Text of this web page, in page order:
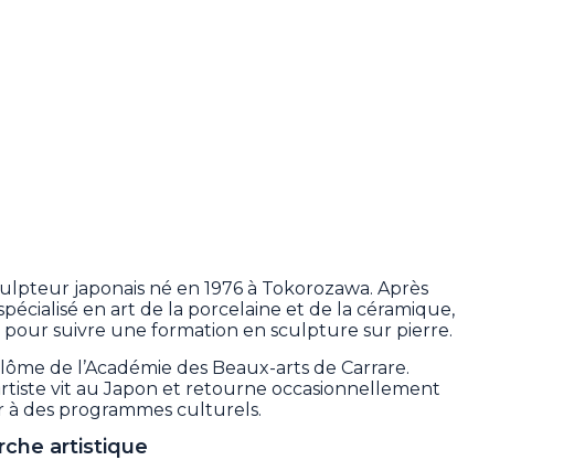
japonais né en 1976 à Tokorozawa. Après
en art de la porcelaine et de la céramique,
pour suivre une formation en sculpture sur pierre.
de l’Académie des Beaux-arts de Carrare.
vit au Japon et retourne occasionnellement
des programmes culturels.
artistique